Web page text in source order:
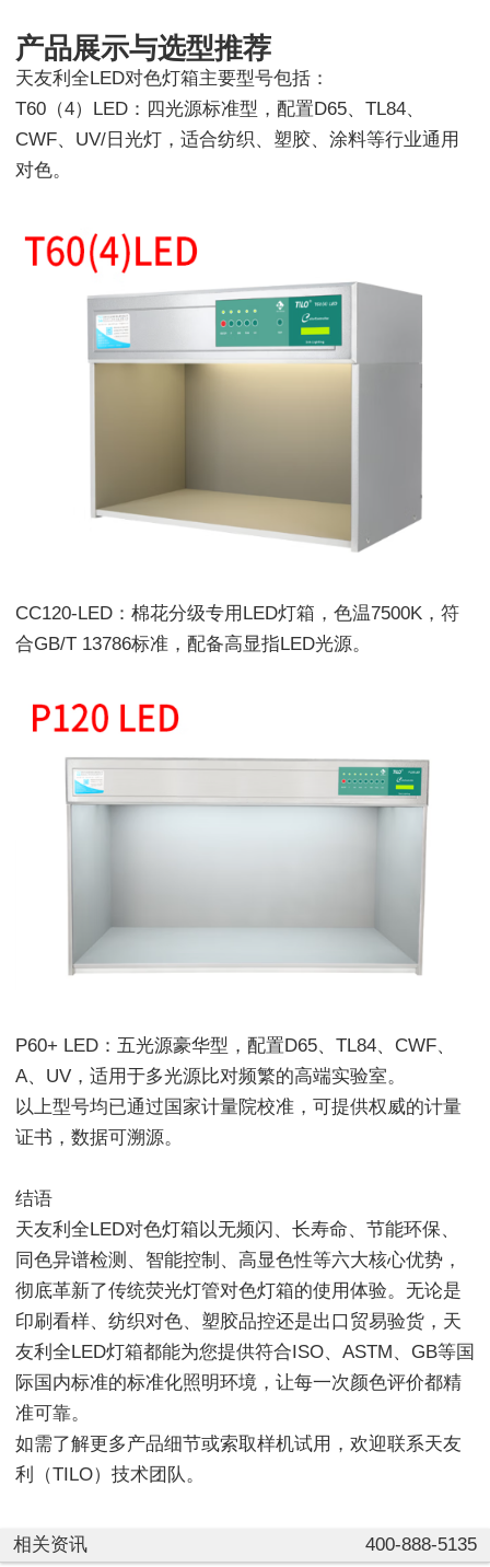
产品展示与选型推荐
天友利全LED对色灯箱主要型号包括：
T60（4）LED：四光源标准型，配置D65、TL84、
CWF、UV/日光灯，适合纺织、塑胶、涂料等行业通用
对色。
CC120-LED：棉花分级专用LED灯箱，色温7500K，符
合GB/T 13786标准，配备高显指LED光源。
P60+ LED：五光源豪华型，配置D65、TL84、CWF、
A、UV，适用于多光源比对频繁的高端实验室。
以上型号均已通过国家计量院校准，可提供权威的计量
证书，数据可溯源。
结语
天友利全LED对色灯箱以无频闪、长寿命、节能环保、
同色异谱检测、智能控制、高显色性等六大核心优势，
彻底革新了传统荧光灯管对色灯箱的使用体验。无论是
印刷看样、纺织对色、塑胶品控还是出口贸易验货，天
友利全LED灯箱都能为您提供符合ISO、ASTM、GB等国
际国内标准的标准化照明环境，让每一次颜色评价都精
准可靠。
如需了解更多产品细节或索取样机试用，欢迎联系天友
利（TILO）技术团队。
相关资讯 400-888-5135